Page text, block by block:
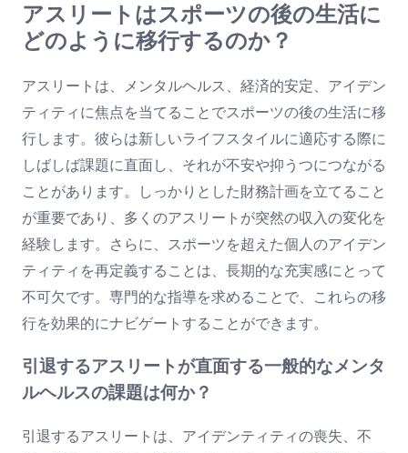
アスリートはスポーツの後の生活に
どのように移行するのか？
アスリートは、メンタルヘルス、経済的安定、アイデン
ティティに焦点を当てることでスポーツの後の生活に移
行します。彼らは新しいライフスタイルに適応する際に
しばしば課題に直面し、それが不安や抑うつにつながる
ことがあります。しっかりとした財務計画を立てること
が重要であり、多くのアスリートが突然の収入の変化を
経験します。さらに、スポーツを超えた個人のアイデン
ティティを再定義することは、長期的な充実感にとって
不可欠です。専門的な指導を求めることで、これらの移
行を効果的にナビゲートすることができます。
引退するアスリートが直面する一般的なメンタ
ルヘルスの課題は何か？
引退するアスリートは、アイデンティティの喪失、不